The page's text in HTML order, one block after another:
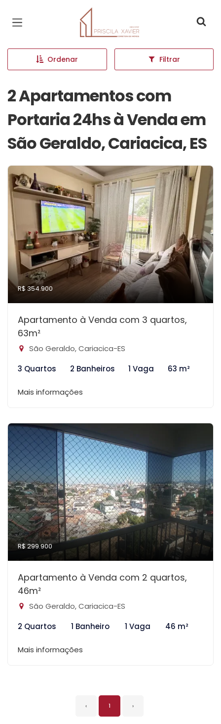
Página inicial
Ordenar Filtrar
2 Apartamentos com
Portaria 24hs à Venda em
São Geraldo, Cariacica, ES
R$ 354.900
Apartamento à Venda com 3 quartos,
63m²
São Geraldo, Cariacica-ES
3 Quartos
2 Banheiros 1 Vaga 63 m²
Mais informações
R$ 299.900
Apartamento à Venda com 2 quartos,
46m²
São Geraldo, Cariacica-ES
2 Quartos
1 Banheiro 1 Vaga 46 m²
Mais informações
‹ 1 ›